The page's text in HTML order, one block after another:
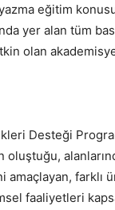
yazma eğitim
yer alan tüm
olan
Desteği
amaçlayan,
faaliyetleri